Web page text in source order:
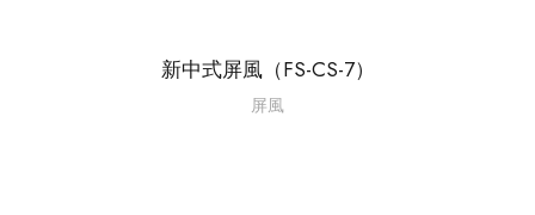
新中式屏風（FS-CS-7）
屏風